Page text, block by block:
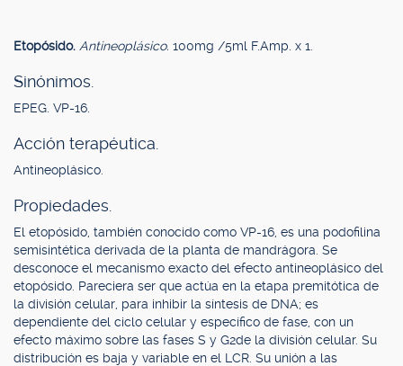
Etopósido. Antineoplásico. 100mg /5ml F.Amp. x 1.
Sinónimos.
EPEG. VP-16.
Acción terapéutica.
Antineoplásico.
Propiedades.
El etopósido, también conocido como VP-16, es una podofilina
semisintética derivada de la planta de mandrágora. Se
desconoce el mecanismo exacto del efecto antineoplásico del
etopósido. Pareciera ser que actúa en la etapa premitótica de
la división celular, para inhibir la síntesis de DNA; es
dependiente del ciclo celular y específico de fase, con un
efecto máximo sobre las fases S y G2de la división celular. Su
distribución es baja y variable en el LCR. Su unión a las